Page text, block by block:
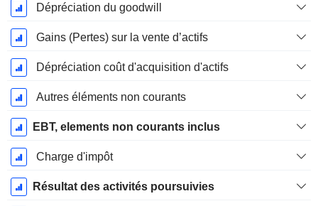
Dépréciation du goodwill
Gains (Pertes) sur la vente d’actifs
Dépréciation coût d'acquisition d'actifs
Autres éléments non courants
EBT, elements non courants inclus
Charge d'impôt
Résultat des activités poursuivies